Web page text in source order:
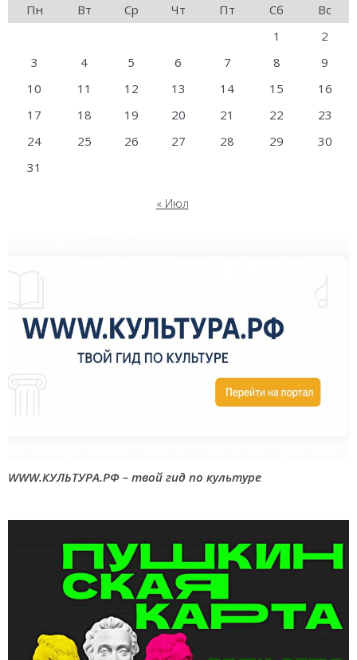
Пн
Вт Ср Чт Пт Сб
Вс
1
2
3
4 5 6 7 8
9
10
11 12 13 14 15
16
17
18 19 20 21 22
23
24
25 26 27 28 29
30
31
« Июл
WWW.КУЛЬТУРА.РФ – твой гид по культуре